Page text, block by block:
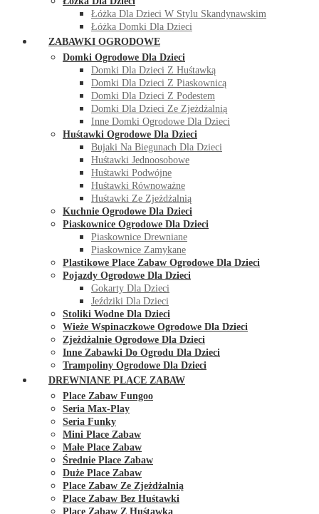
Łóżka Dla Dzieci W Stylu Skandynawskim
Łóżka Domki Dla Dzieci
ZABAWKI OGRODOWE
Domki Ogrodowe Dla Dzieci
Domki Dla Dzieci Z Huśtawką
Domki Dla Dzieci Z Piaskownicą
Domki Dla Dzieci Z Podestem
Domki Dla Dzieci Ze Zjeżdżalnią
Inne Domki Ogrodowe Dla Dzieci
Huśtawki Ogrodowe Dla Dzieci
Bujaki Na Biegunach Dla Dzieci
Huśtawki Jednoosobowe
Huśtawki Podwójne
Huśtawki Równoważne
Huśtawki Ze Zjeżdżalnią
Kuchnie Ogrodowe Dla Dzieci
Piaskownice Ogrodowe Dla Dzieci
Piaskownice Drewniane
Piaskownice Zamykane
Plastikowe Place Zabaw Ogrodowe Dla Dzieci
Pojazdy Ogrodowe Dla Dzieci
Gokarty Dla Dzieci
Jeździki Dla Dzieci
Stoliki Wodne Dla Dzieci
Wieże Wspinaczkowe Ogrodowe Dla Dzieci
Zjeżdżalnie Ogrodowe Dla Dzieci
Inne Zabawki Do Ogrodu Dla Dzieci
Trampoliny Ogrodowe Dla Dzieci
DREWNIANE PLACE ZABAW
Place Zabaw Fungoo
Seria Max-Play
Seria Funky
Mini Place Zabaw
Małe Place Zabaw
Średnie Place Zabaw
Duże Place Zabaw
Place Zabaw Ze Zjeżdżalnią
Place Zabaw Bez Huśtawki
Place Zabaw Z Huśtawką